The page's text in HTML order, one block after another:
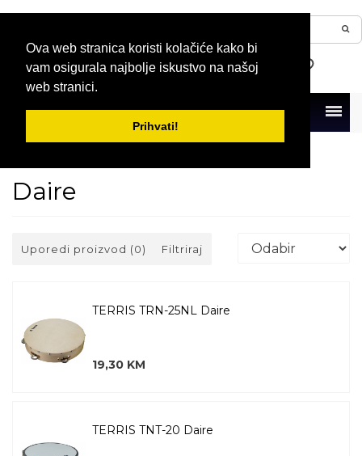
Ova web stranica koristi kolačiće kako bi
vam osigurala najbolje iskustvo na našoj
web stranici.
Prihvati!
Menu
Daire
Uporedi proizvod (0) Filtriraj
TERRIS TRN-25NL Daire
19,30 KM
TERRIS TNT-20 Daire